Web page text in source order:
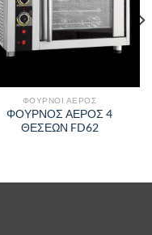
στην λίστα
επιθυμιών
ΦΟΥΡΝΟΙ ΑΕΡΟΣ
ΦΟΥΡΝΟΣ ΑΕΡΟΣ 4
ΘΕΣΕΩΝ FD62